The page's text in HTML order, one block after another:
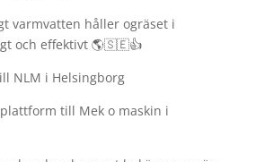
varmvatten håller ogräset i
och effektivt 🌎🇸🇪👍
NLM i Helsingborg
till Mek o maskin i